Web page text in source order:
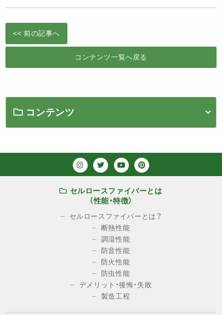
<< 前の記事へ
コンテンツ一覧へ戻る
コンテンツ
セルロースファイバーとは
（性能・特徴）
セルロースファイバーとは？
断熱性能
調湿性能
防音性能
防火性能
防虫性能
デメリット・後悔・失敗
製造工程